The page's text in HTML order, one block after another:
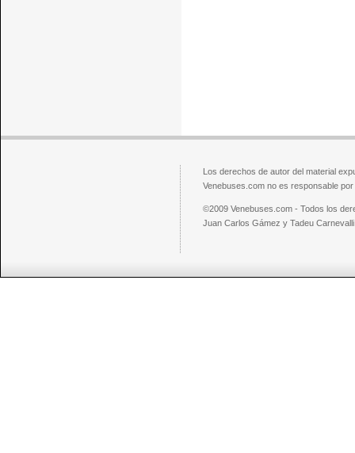
Los derechos de autor del material
Venebuses.com no es responsable
©2009 Venebuses.com - Todos los
Juan Carlos Gámez y Tadeu Carnevalli